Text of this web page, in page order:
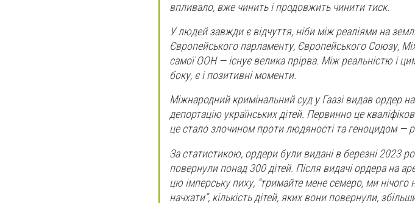
впливало, вже чинить і продовжить чинити тиск.
У людей завжди є відчуття, ніби між реаліями на
Європейського парламенту, Європейського Союзу,
самої ООН — існує велика прірва. Між реальністю і
боку, є і позитивні моменти.
Міжнародний кримінальний суд у Гаазі видав ордер
депортацію українських дітей. Первинно це
це стало злочином проти людяності та геноцидом —
За статистикою, ордери були видані в березні 2023
повернули понад 300 дітей. Після видачі ордера на
цю імперську пиху, “тримайте мене семеро, ми
начхати”, кількість дітей, яких вони повернули,